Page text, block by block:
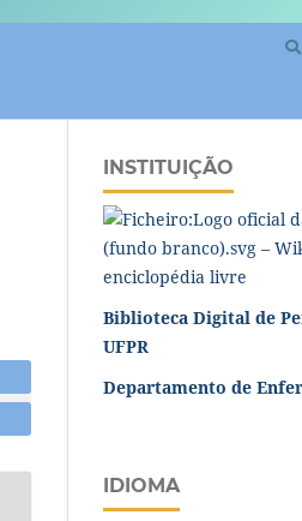
INSTITUIÇÃO
Biblioteca Digital de
UFPR
Departamento de
IDIOMA